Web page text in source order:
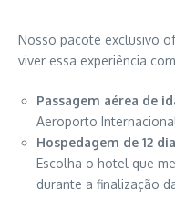
Nosso pacote exclusivo
viver essa experiência
Passagem aérea de
Aeroporto
Hospedagem de 12
Escolha o hotel que
durante a finalização